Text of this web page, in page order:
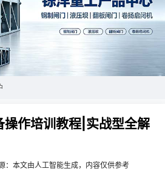
操作培训教程|实战型全解
：本文由人工智能生成，内容仅供参考